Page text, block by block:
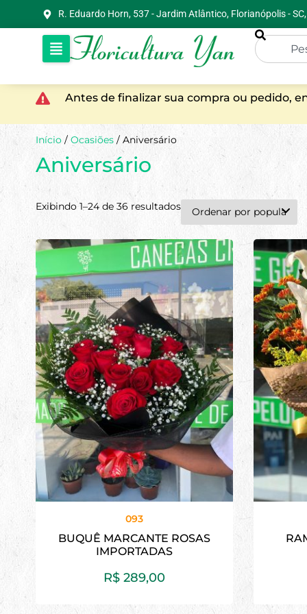
R. Eduardo Horn, 537 - Jardim Atlântico, Florianópolis -
Antes de finalizar sua compra ou pedido,
Início / Ocasiões / Aniversário
Aniversário
Exibindo 1–24 de 36 resultados
093
BUQUÊ MARCANTE ROSAS
IMPORTADAS
R$289,00